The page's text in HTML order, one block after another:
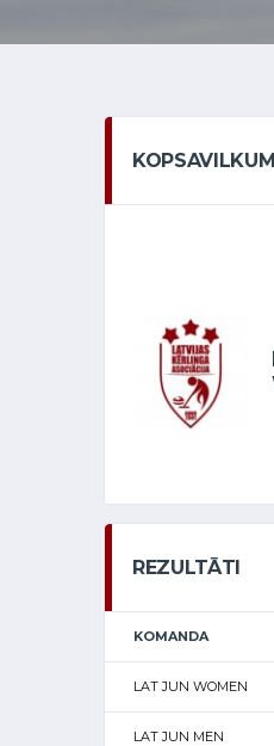
REZULTĀTI
KOMANDA
LAT JUN WOMEN
LAT JUN MEN